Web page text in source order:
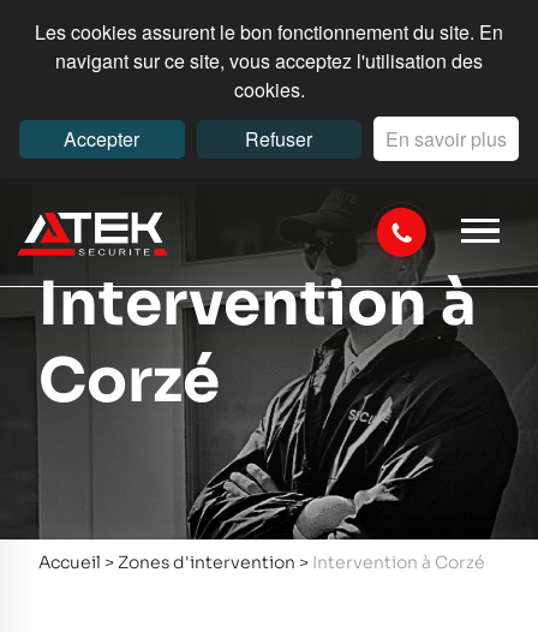
Les cookies assurent le bon fonctionnement du site. En
navigant sur ce site, vous acceptez l'utilisation des
cookies.
Accepter
Refuser En savoir plus
Intervention à
Corzé
Accueil > Zones d'intervention > Intervention à Corzé